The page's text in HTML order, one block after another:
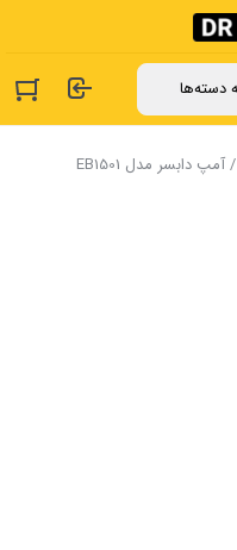
/ آمپ دابسر مدل EB1501